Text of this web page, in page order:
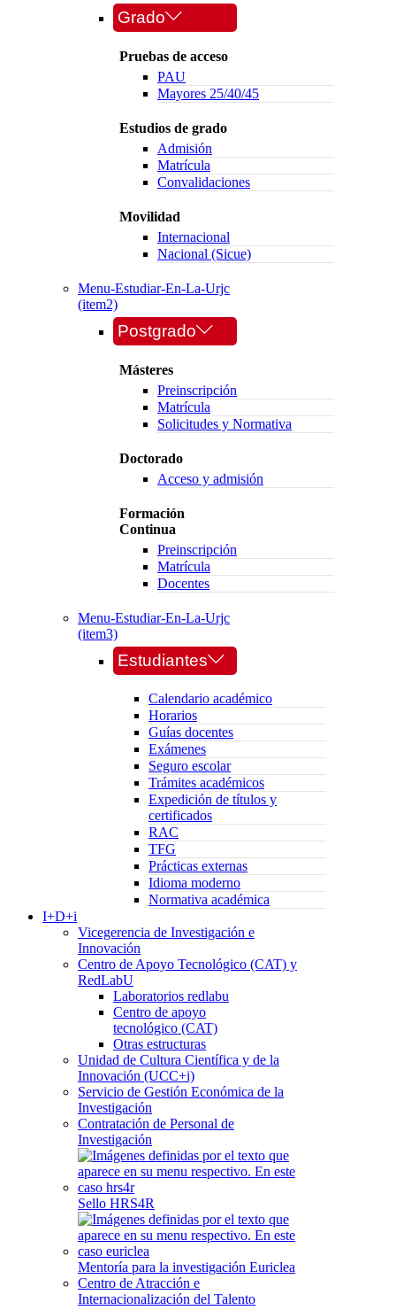
Grado
Pruebas de acceso
PAU
Mayores 25/40/45
Estudios de grado
Admisión
Matrícula
Convalidaciones
Movilidad
Internacional
Nacional (Sicue)
Menu-Estudiar-En-La-Urjc
(item2)
Postgrado
Másteres
Preinscripción
Matrícula
Solicitudes y Normativa
Doctorado
Acceso y admisión
Formación
Continua
Preinscripción
Matrícula
Docentes
Menu-Estudiar-En-La-Urjc
(item3)
Estudiantes
Calendario académico
Horarios
Guías docentes
Exámenes
Seguro escolar
Trámites académicos
Expedición de títulos y
certificados
RAC
TFG
Prácticas externas
Idioma moderno
Normativa académica
I+D+i
Vicegerencia de Investigación e
Innovación
Centro de Apoyo Tecnológico (CAT) y
RedLabU
Laboratorios redlabu
Centro de apoyo
tecnológico (CAT)
Otras estructuras
Unidad de Cultura Científica y de la
Innovación (UCC+i)
Servicio de Gestión Económica de la
Investigación
Contratación de Personal de
Investigación
Sello HRS4R
Mentoría para la investigación Euriclea
Centro de Atracción e
Internacionalización del Talento